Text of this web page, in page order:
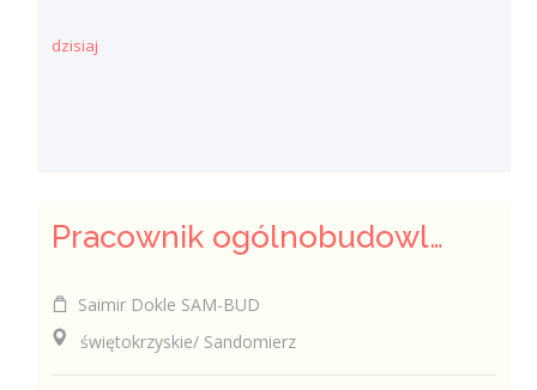
dzisiaj
Pracownik ogólnobudowlany ( k/m)
Saimir Dokle SAM-BUD
świętokrzyskie/ Sandomierz